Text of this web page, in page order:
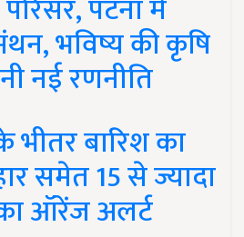
पटना में
भविष्य की कृषि
नई रणनीति
बारिश का
समेत 15 से ज्यादा
ऑरेंज अलर्ट